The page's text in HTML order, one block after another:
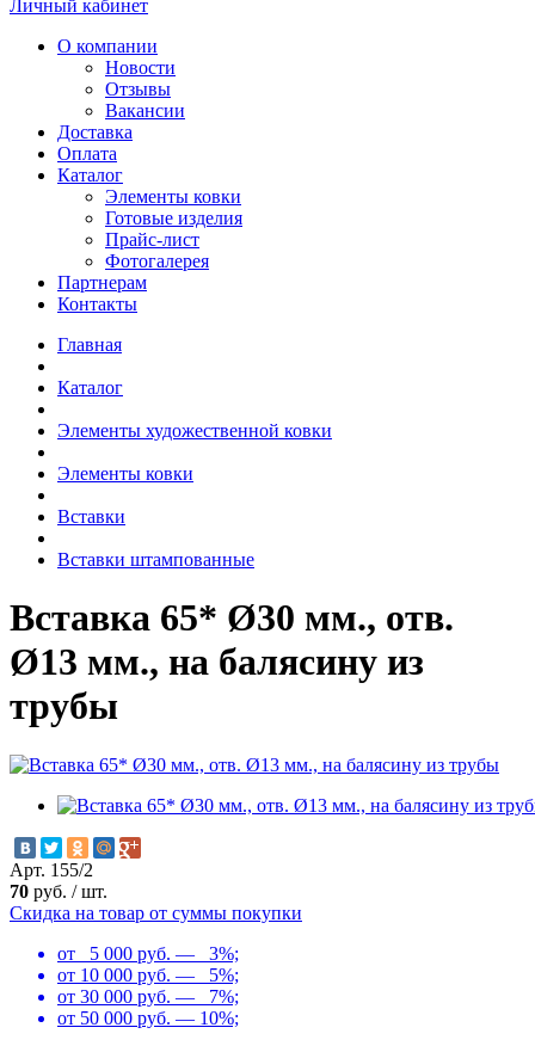
Личный кабинет
О компании
Новости
Отзывы
Вакансии
Доставка
Оплата
Каталог
Элементы ковки
Готовые изделия
Прайс-лист
Фотогалерея
Партнерам
Контакты
Главная
Каталог
Элементы художественной ковки
Элементы ковки
Вставки
Вставки штампованные
Вставка 65* Ø30 мм., отв.
Ø13 мм., на балясину из
трубы
Арт. 155/2
70 руб. /шт.
Скидка на товар от суммы покупки
от 5 000 руб. — 3%;
от 10 000 руб. — 5%;
от 30 000 руб. — 7%;
от 50 000 руб. — 10%;